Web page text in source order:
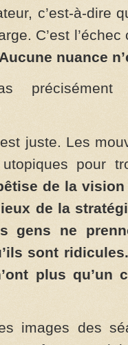
c’est-à-dire
C’est
Aucune nuance
précisément
juste. Les
pour
de la
de la
gens ne
sont
plus
images des